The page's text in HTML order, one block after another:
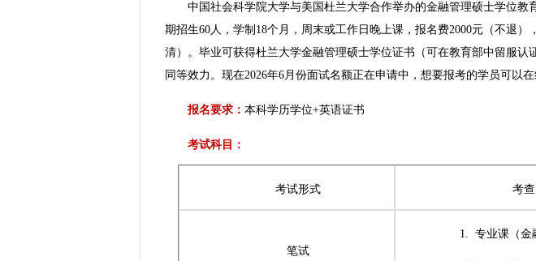
中国社会科学院大学与美国杜兰大学合作举办的金融管理硕士学位教
期招生60人，学制18个月，周末或工作日晚上课，报名费2000元（不退）
清）。毕业可获得杜兰大学金融管理硕士学位证书（可在教育部中留服认
同等效力。现在2026年6月份面试名额正在申请中，想要报考的学员可以在
报名要求： 本科学历学位+英语证书
考试科目：
考试形式 考
笔试
1. 专业课（金